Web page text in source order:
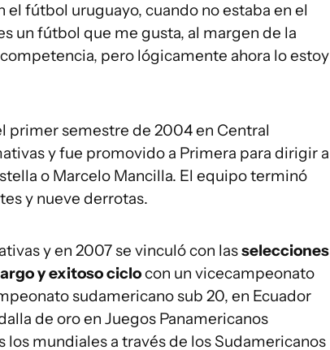
fútbol uruguayo, cuando no estaba en el
un fútbol que me gusta, al margen de la
pero lógicamente ahora lo estoy
primer semestre de 2004 en Central
y fue promovido a Primera para dirigir a
o Marcelo Mancilla. El equipo terminó
y nueve derrotas.
y en 2007 se vinculó con lasselecciones
y exitoso ciclocon un vicecampeonato
sudamericano sub 20, en Ecuador
de oro en Juegos Panamericanos
los mundiales a través de los Sudamericanos